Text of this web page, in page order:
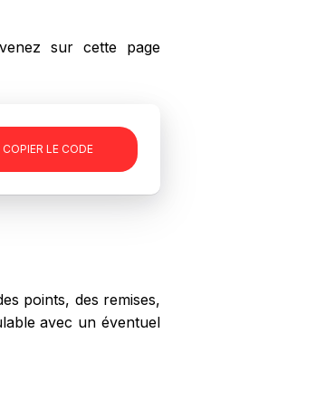
sur cette page
LE CODE
points, des remises,
avec un éventuel